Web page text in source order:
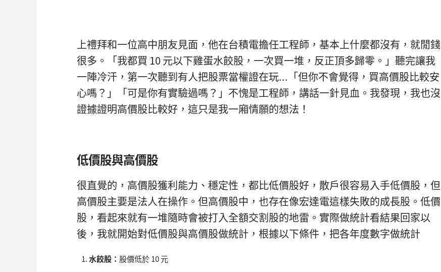
上禮拜和一位高中朋友見面，他在台積電擔任工程師，基本上什麼都沒有，就閒錢
很多。「我都買 10 元以下雞蛋水餃股，一次買一堆，反正頂多歸零。」聽完讓我
一陣冷汗，第一次聽到有人把股票當權證在玩...「但你不會覺得，買高價股比較安
心嗎？」「可是你有實驗過嗎？」不愧是工程師，講話一針見血。我發現，我也沒
證據證明高價股比較好，這只是我一廂情願的想法！
低價股與高價股
很直覺的，高價股獲利能力、穩定性，都比低價股好，散戶很容易入手低價股，但
高價股主要是法人在操作。但高價股中，也存在像宏達電這樣失敗的成長股。低價
股，看起來就有一堆隨時會被打入全額交割股的地雷。實際做統計看結果回家以
後，我就開始對低價股與高價股做統計，根據以下條件，把各年度數字做統計
水餃股： 股價低於 10 元